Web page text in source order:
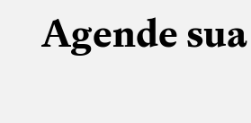
Agende